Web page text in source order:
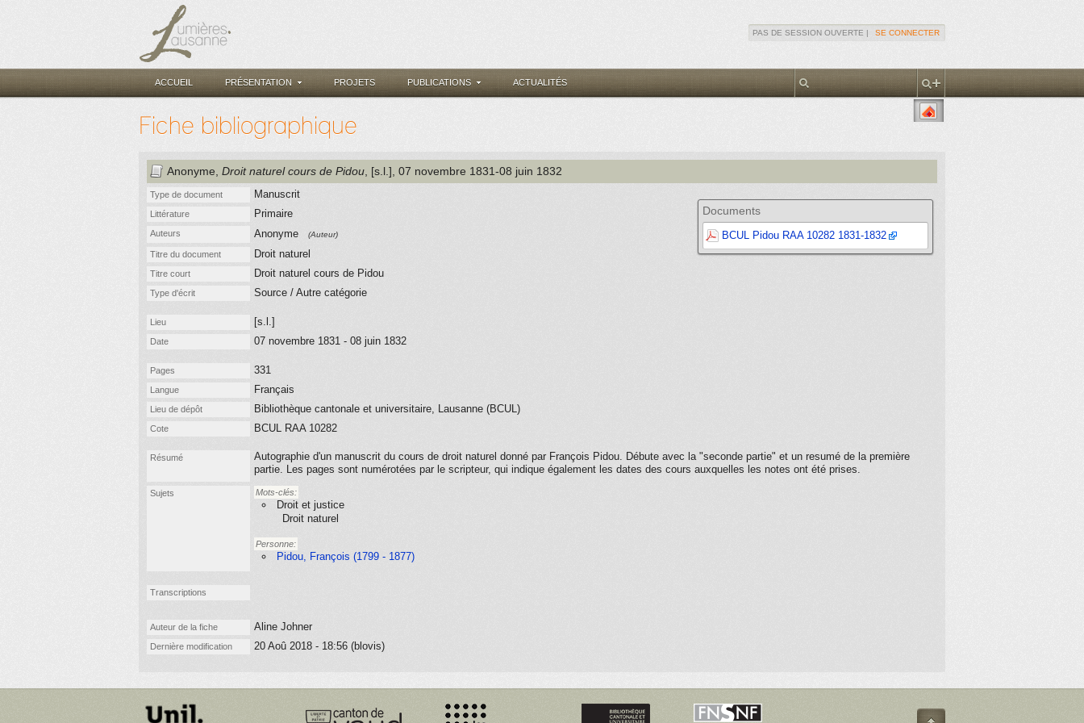
PAS DE SESSION OUVERTE | SE CONNECTER
ACCUEIL PRÉSENTATION PROJETS PUBLICATIONS ACTUALITÉS
Fiche bibliographique
Anonyme Droit naturel cours de Pidou , [s.l.] , 07 novembre 1831-08 juin 1832
Documents
BCUL Pidou RAA 10282 1831-1832
Type de document Manuscrit
Littérature Primaire
Auteurs Anonyme (Auteur)
Titre du document Droit naturel
Titre court Droit naturel cours de Pidou
Type d'écrit Source / Autre catégorie
Lieu [s.l.]
Date 07 novembre 1831 - 08 juin 1832
Pages 331
Langue Français
Lieu de dépôt Bibliothèque cantonale et universitaire, Lausanne (BCUL)
Cote BCUL RAA 10282
Résumé
Autographie d'un manuscrit du cours de droit naturel donné par François Pidou. Débute avec la "seconde partie" et un resumé de la première
partie. Les pages sont numérotées par le scripteur, qui indique également les dates des cours auxquelles les notes ont été prises.
Sujets Mots-clés:
Droit et justice
Droit naturel
Personne:
Pidou, François (1799 - 1877)
Transcriptions
Auteur de la fiche Aline Johner
Dernière modification 20 Aoû 2018 - 18:56 (blovis)